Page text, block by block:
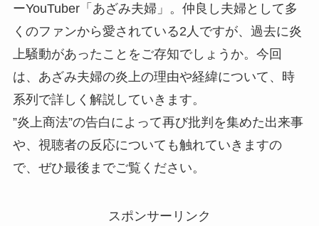
ーYouTuber「あざみ夫婦」。仲良し夫婦として多
くのファンから愛されている2人ですが、過去に炎
上騒動があったことをご存知でしょうか。今回
は、あざみ夫婦の炎上の理由や経緯について、時
系列で詳しく解説していきます。
”炎上商法”の告白によって再び批判を集めた出来事
や、視聴者の反応についても触れていきますの
で、ぜひ最後までご覧ください。
スポンサーリンク